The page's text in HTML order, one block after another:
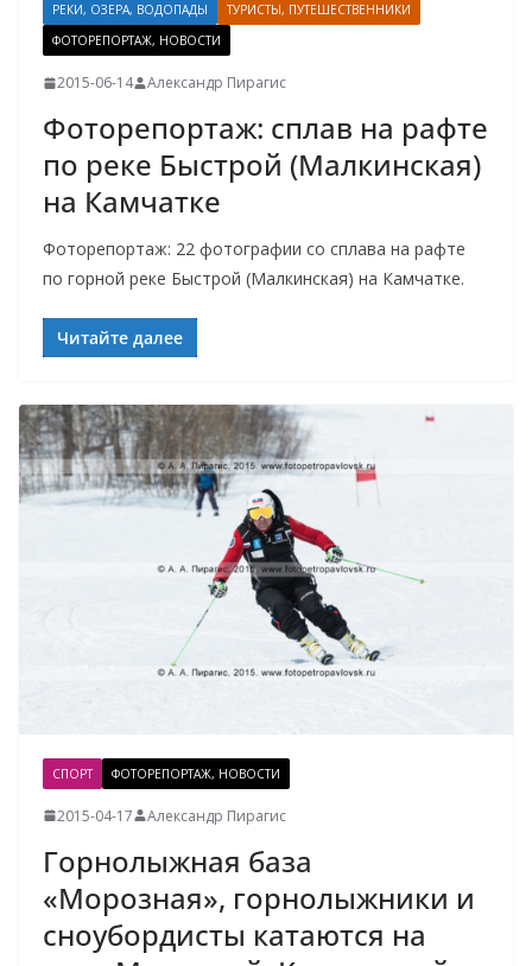
РЕКИ, ОЗЕРА, ВОДОПАДЫ
ТУРИСТЫ, ПУТЕШЕСТВЕННИКИ
ФОТОРЕПОРТАЖ, НОВОСТИ
2015-06-14 Александр Пирагис
Фоторепортаж: сплав на рафте
по реке Быстрой (Малкинская)
на Камчатке
Фоторепортаж: 22 фотографии со сплава на рафте
по горной реке Быстрой (Малкинская) на Камчатке.
Читайте далее
СПОРТ ФОТОРЕПОРТАЖ, НОВОСТИ
2015-04-17 Александр Пирагис
Горнолыжная база
«Морозная», горнолыжники и
сноубордисты катаются на